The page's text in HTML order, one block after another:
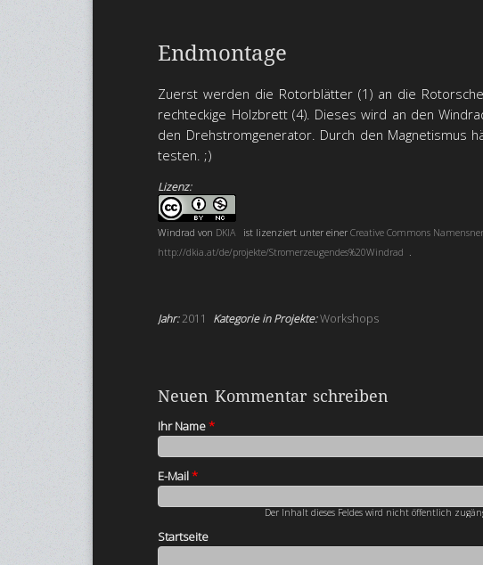
Endmontage
Zuerst werden die Rotorblätter (1) an die
rechteckige Holzbrett (4). Dieses wird an den
den Drehstromgenerator. Durch den Magnetismus
testen. ;)
Lizenz:
Windrad von DKIA ist lizenziert unter einerCreative Commons
http://dkia.at/de/projekte/Stromerzeugendes%20Windrad
Jahr:2011 Kategorie in Projekte:Workshops
Neuen Kommentar schreiben
Ihr Name*
E-Mail*
Der Inhalt dieses Feldes wird nicht öffentlich
Startseite